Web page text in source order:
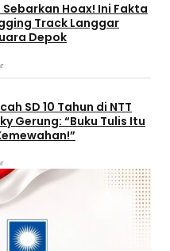
Hoax! Ini Fakta
Track Langgar
Depok
SD 10 Tahun di NTT
Gerung: “Buku Tulis Itu